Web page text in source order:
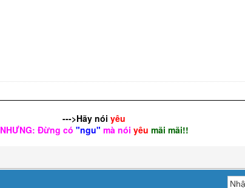
--->Hãy nói yêu
NHƯNG: Đừng có "ngu" mà nói yêu mãi mãi!!